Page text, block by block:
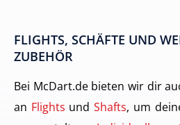
FLIGHTS, SCHÄFTE UND
ZUBEHÖR
Bei McDart.de bieten wir dir
an Flights undShafts, um